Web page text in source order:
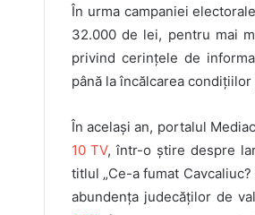
În urma campaniei
32.000 de lei, pentru mai
privind cerințele de
până la încălcarea
În același an, portalul
10 TV, într-o știre despre
titlul „Ce-a fumat Cavcaliuc?
abundența judecăților de